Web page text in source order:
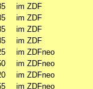
im ZDF
im ZDF
im ZDF
im ZDF
im ZDFneo
im ZDFneo
im ZDFneo
im ZDFneo